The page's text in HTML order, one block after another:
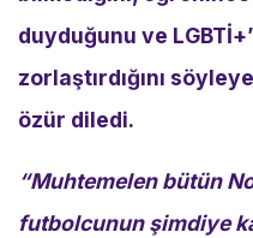
duyduğunu ve
zorlaştırdığını
özür diledi.
“Muhtemelen bütün
futbolcunun şimdiye